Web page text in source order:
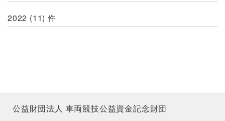
2022 (11) 件
公益財団法人 車両競技公益資金記念財団